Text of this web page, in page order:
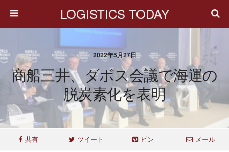
LOGISTICS TODAY
2022年5月27日
商船三井、ダボス会議で海運の
脱炭素化を表明
共有 ツイート ピン メール